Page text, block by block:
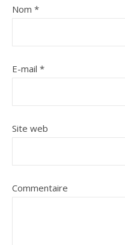
Nom *
E-mail *
Site web
Commentaire